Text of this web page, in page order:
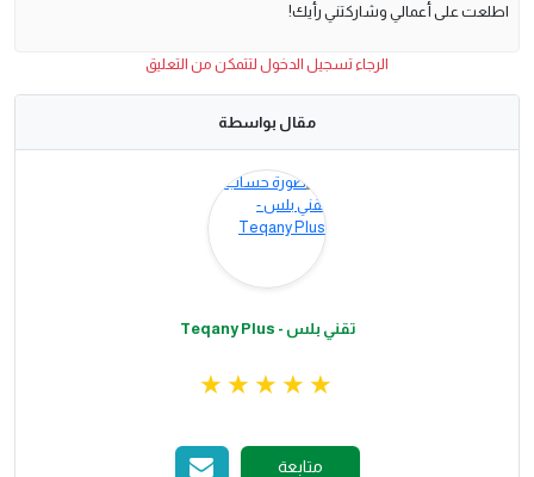
اطلعت على أعمالي وشاركتني رأيك!
الرجاء تسجيل الدخول لتتمكن من التعليق
مقال بواسطة
تقني بلس - Teqany Plus
متابعة